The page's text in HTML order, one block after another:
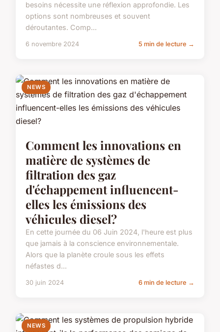
besoins nécessite une réflexion approfondie. Les
options sont nombreuses et souvent
déroutantes. Comp...
6 novembre 2024 5 min de lecture →
NEWS
Comment les innovations en
matière de systèmes de
filtration des gaz
d'échappement influencent-
elles les émissions des
véhicules diesel?
En cette journée du 06 Juin 2024, l'heure est plus
que jamais à la conscience environnementale.
Alors que la planète croule sous les effets
néfastes d...
30 juin 2024 6 min de lecture →
NEWS